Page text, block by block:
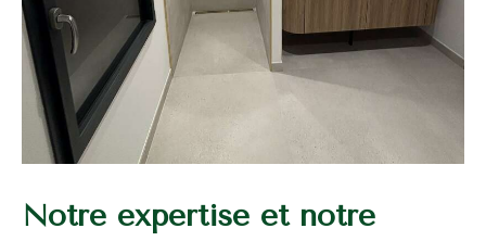
Notre expertise et notre